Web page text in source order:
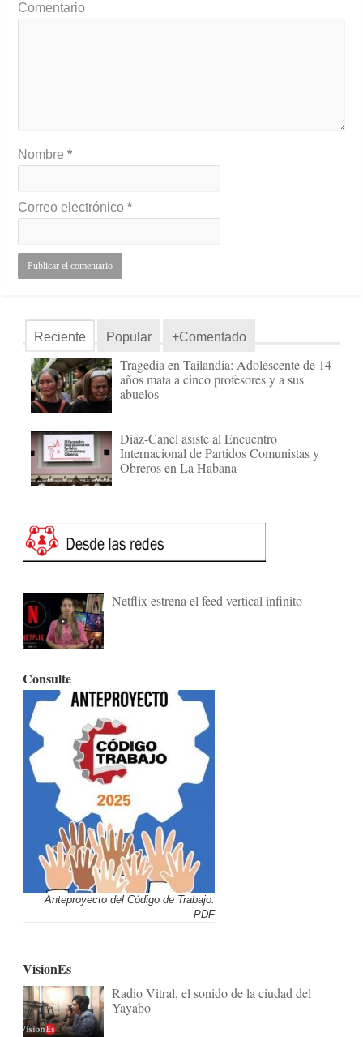
Comentario
Nombre*
Correo electrónico*
Reciente Popular +Comentado
Tragedia en Tailandia: Adolescente de 14
años mata a cinco profesores y a sus
abuelos
Díaz-Canel asiste al Encuentro
Internacional de Partidos Comunistas y
Obreros en La Habana
Netflix estrena el feed vertical infinito
Consulte
Anteproyecto del Código de Trabajo.
PDF
VisionEs
Radio Vitral, el sonido de la ciudad del
Yayabo